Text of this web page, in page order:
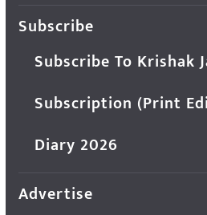
Subscribe
Subscribe To Krishak
Subscription (Print
Diary 2026
Advertise